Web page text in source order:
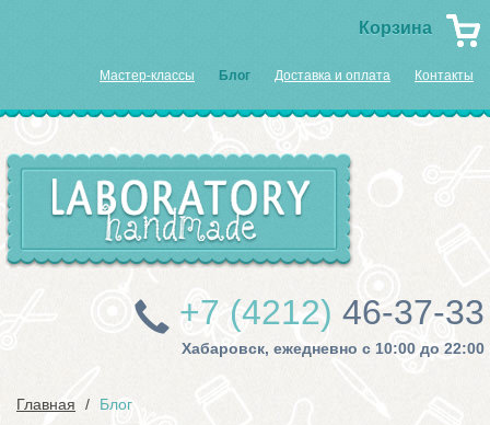
Корзина
Мастер-классы Блог Доставка и оплата Контакты
+7 (4212) 46-37-33
Хабаровск, ежедневно с 10:00 до 22:00
Главная Блог